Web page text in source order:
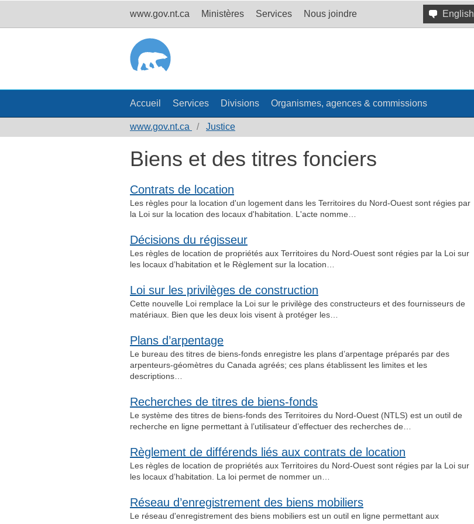
English
www.gov.nt.ca Ministères Services Nous joindre
Accueil Services Divisions Organismes, agences & commissions
www.gov.nt.ca Justice
Biens et des titres fonciers
Contrats de location
Les règles pour la location d'un logement dans les Territoires du Nord-Ouest sont régies par
la Loi sur la location des locaux d'habitation. L'acte nomme…
Décisions du régisseur
Les règles de location de propriétés aux Territoires du Nord-Ouest sont régies par la Loi sur
les locaux d’habitation et le Règlement sur la location…
Loi sur les privilèges de construction
Cette nouvelle Loi remplace la Loi sur le privilège des constructeurs et des fournisseurs de
matériaux. Bien que les deux lois visent à protéger les…
Plans d’arpentage
Le bureau des titres de biens-fonds enregistre les plans d’arpentage préparés par des
arpenteurs-géomètres du Canada agréés; ces plans établissent les limites et les
descriptions…
Recherches de titres de biens-fonds
Le système des titres de biens-fonds des Territoires du Nord-Ouest (NTLS) est un outil de
recherche en ligne permettant à l’utilisateur d’effectuer des recherches de…
Règlement de différends liés aux contrats de location
Les règles de location de propriétés aux Territoires du Nord-Ouest sont régies par la Loi sur
les locaux d’habitation. La loi permet de nommer un…
Réseau d’enregistrement des biens mobiliers
Le réseau d'enregistrement des biens mobiliers est un outil en ligne permettant aux